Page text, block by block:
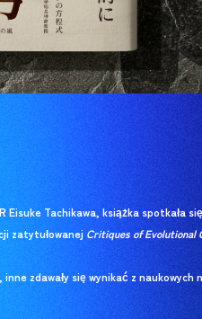
Eisuke Tachikawa, książka spotkała
zatytułowanej Critiques of Evolutional
zdawały się wynikać z naukowych